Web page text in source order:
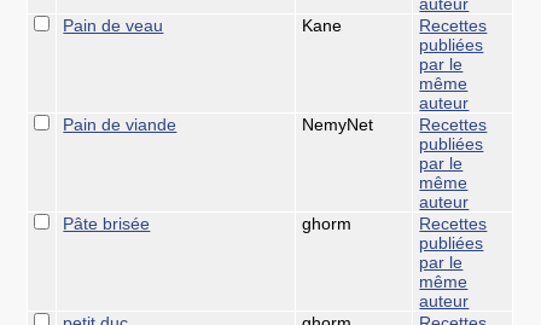
Pain de veau
Kane
Recettes
publiées
par le
même
auteur
Pain de viande
NemyNet
Recettes
publiées
par le
même
auteur
Pâte brisée
ghorm
Recettes
publiées
par le
même
auteur